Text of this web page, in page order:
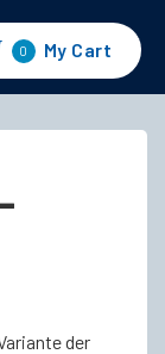
0 My Cart
der